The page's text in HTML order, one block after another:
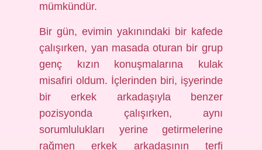
mümkündür.
Bir gün, evimin yakınındaki bir kafede
çalışırken, yan masada oturan bir grup
genç kızın konuşmalarına kulak
misafiri oldum. İçlerinden biri, işyerinde
bir erkek arkadaşıyla benzer
pozisyonda çalışırken, aynı
sorumlulukları yerine getirmelerine
rağmen erkek arkadaşının terfi